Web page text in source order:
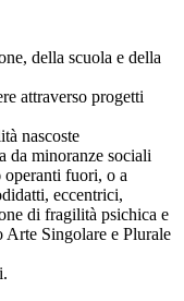
della scuola e della
attraverso progetti
nascoste
da minoranze sociali
operanti fuori, o a
eccentrici,
di fragilità psichica e
Arte Singolare e Plurale